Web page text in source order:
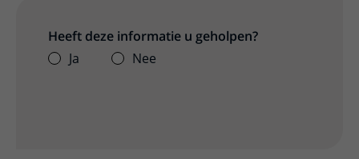
Heeft deze informatie u geholpen?
Ja
Nee